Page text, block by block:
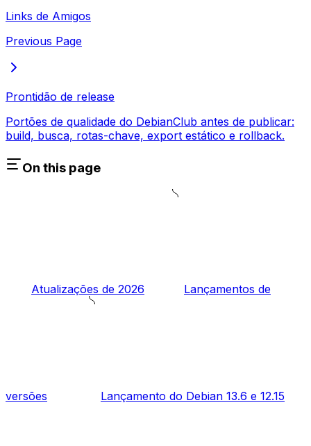
Links de Amigos
Previous Page
Prontidão de release
Portões de qualidade do DebianClub antes de publicar:
build, busca, rotas-chave, export estático e rollback.
On this page
Atualizações de 2026 Lançamentos de
versões Lançamento do Debian 13.6 e 12.15